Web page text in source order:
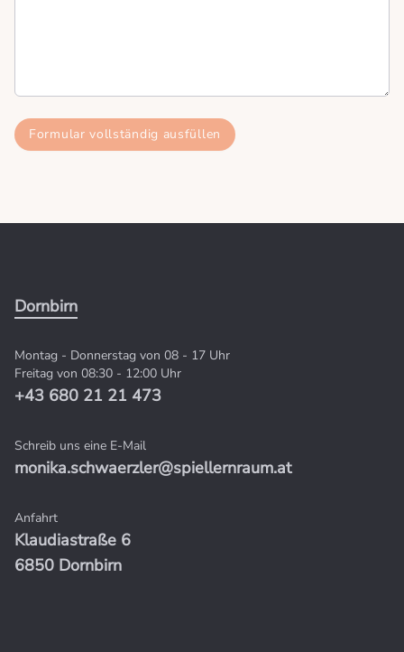
Formular vollständig ausfüllen
Dornbirn
Montag - Donnerstag von 08 - 17 Uhr
Freitag von 08:30 - 12:00 Uhr
+43 680 21 21 473
Schreib uns eine E-Mail
monika.schwaerzler@spiellernraum.at
Anfahrt
Klaudiastraße 6
6850 Dornbirn